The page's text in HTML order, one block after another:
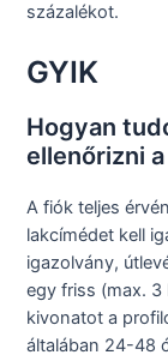
százalékot.
GYIK
Hogyan
ellenőrizni
A fiók teljes
lakcímédet kell
igazolvány,
egy friss (max.
kivonatot a
általában 24-48